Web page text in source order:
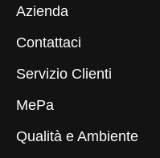
Azienda
Contattaci
Servizio Clienti
MePa
Qualità e Ambiente